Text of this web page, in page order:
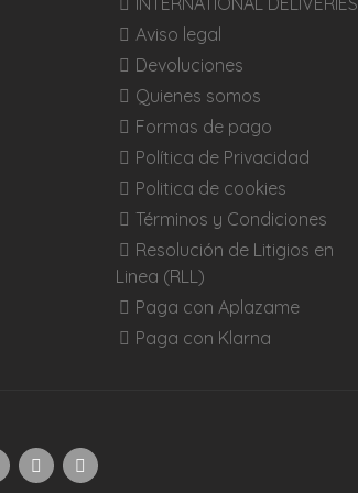
Aviso legal
Devoluciones
Quienes somos
Formas de pago
Política de Privacidad
Politica de cookies
Términos y Condiciones
Resolución de Litigios en
Linea (RLL)
Paga con Aplazame
Paga con Klarna